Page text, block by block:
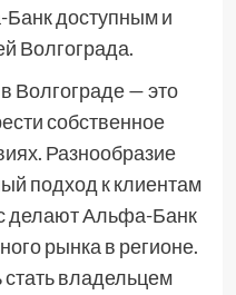
доступным и
Волгограда.
Волгограде — это
собственное
Разнообразие
подход к клиентам
делают Альфа-Банк
рынка в регионе.
владельцем